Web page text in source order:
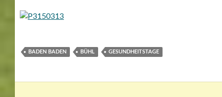
BADEN BADEN BÜHL GESUNDHEITSTAGE